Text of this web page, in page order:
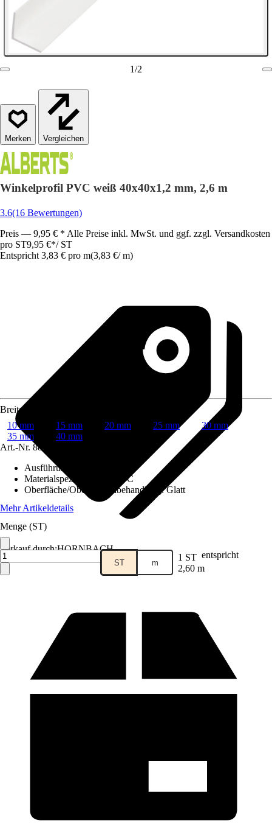
1/2
Vergleichen
Winkelprofil PVC weiß 40x40x1,2 mm, 2,6 m
3.6(16 Bewertungen)
Preis — 9,95 € * Alle Preise inkl. MwSt. und ggf. zzgl. Versandkosten
pro ST9,95 €*/ ST
Entspricht 3,83 € pro m(3,83 €/ m)
Verkauf durch:HORNBACH
Breite
10 mm
15 mm 20 mm 25 mm
30 mm
35 mm
40 mm
Art.-Nr. 8829195
Ausführung
Materialspezifizierung
PVC
Oberfläche/Oberflächenbehandlung :Glatt
Mehr Artikeldetails
Menge (ST)
ST m 1 ST entspricht
2,60 m